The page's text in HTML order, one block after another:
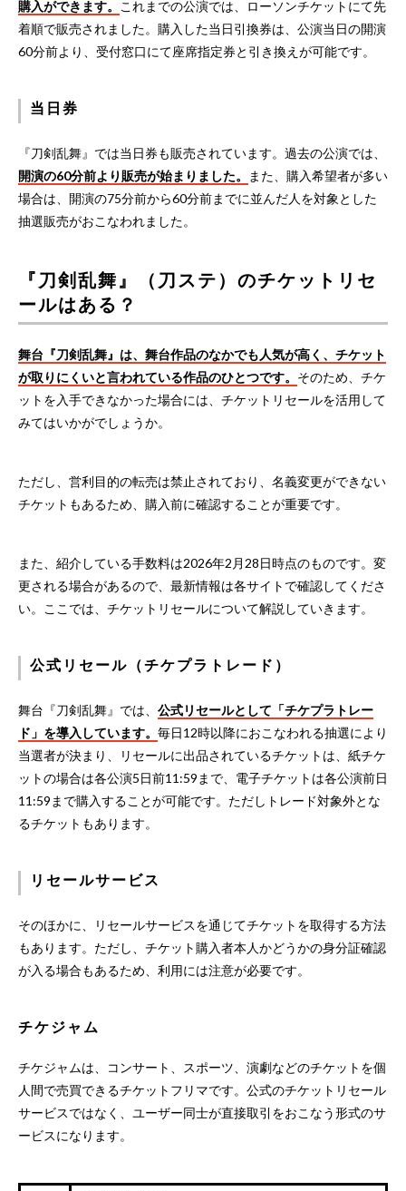
購入ができます。
これまでの公演では、ローソンチケットにて先
着順で販売されました。購入した当日引換券は、公演当日の開演
60分前より、受付窓口にて座席指定券と引き換えが可能です。
当日券
『刀剣乱舞』では当日券も販売されています。過去の公演では、
開演の60分前より販売が始まりました。
また、購入希望者が多い
場合は、開演の75分前から60分前までに並んだ人を対象とした
抽選販売がおこなわれました。
『刀剣乱舞』（刀ステ）のチケットリセ
ールはある？
舞台『刀剣乱舞』は、舞台作品のなかでも人気が高く、チケット
が取りにくいと言われている作品のひとつです。 そのため、チケ
ットを入手できなかった場合には、チケットリセールを活用して
みてはいかがでしょうか。
ただし、営利目的の転売は禁止されており、名義変更ができない
チケットもあるため、購入前に確認することが重要です。
また、紹介している手数料は2026年2月28日時点のものです。変
更される場合があるので、最新情報は各サイトで確認してくださ
い。ここでは、チケットリセールについて解説していきます。
公式リセール（チケプラトレード）
舞台『刀剣乱舞』では、 公式リセールとして「チケプラトレー
ド」を導入しています。 毎日12時以降におこなわれる抽選により
当選者が決まり、リセールに出品されているチケットは、紙チケ
ットの場合は各公演5日前11:59まで、電子チケットは各公演前日
11:59まで購入することが可能です。ただしトレード対象外とな
るチケットもあります。
リセールサービス
そのほかに、リセールサービスを通じてチケットを取得する方法
もあります。ただし、チケット購入者本人かどうかの身分証確認
が入る場合もあるため、利用には注意が必要です。
チケジャム
チケジャムは、コンサート、スポーツ、演劇などのチケットを個
人間で売買できるチケットフリマです。公式のチケットリセール
サービスではなく、ユーザー同士が直接取引をおこなう形式のサ
ービスになります。